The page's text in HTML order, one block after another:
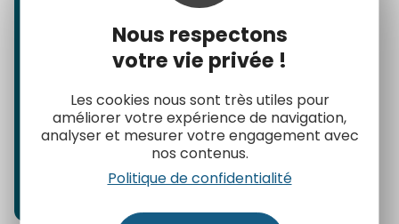
Nous respectons
votre vie privée !
Les cookies nous sont très utiles pour
améliorer votre expérience de navigation,
analyser et mesurer votre engagement avec
nos contenus.
Politique de confidentialité
Aleida Gonzalez
OT Palavas les Flots